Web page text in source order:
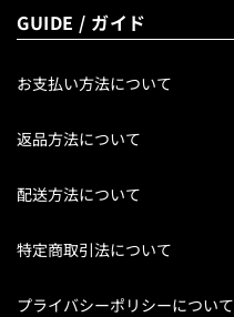
GUIDE / ガイド
お支払い方法について
返品方法について
配送方法について
特定商取引法について
プライバシーポリシーについて